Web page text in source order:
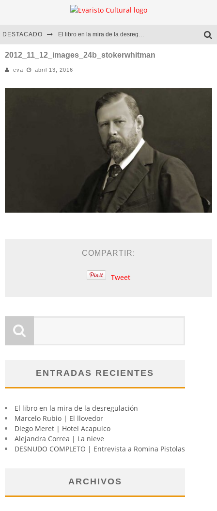
DESTACADO El libro en la mira de la desregulación
Marcelo Rubio | El llovedor
Diego Meret | Hotel Acapulco
Alejandra Correa | La nieve
2012_11_12_images_24b_stokerwhitman
eva abril 13, 2016
COMPARTIR:
Tweet
ENTRADAS RECIENTES
El libro en la mira de la desregulación
Marcelo Rubio | El llovedor
Diego Meret | Hotel Acapulco
Alejandra Correa | La nieve
DESNUDO COMPLETO | Entrevista a Romina Pistolas
ARCHIVOS